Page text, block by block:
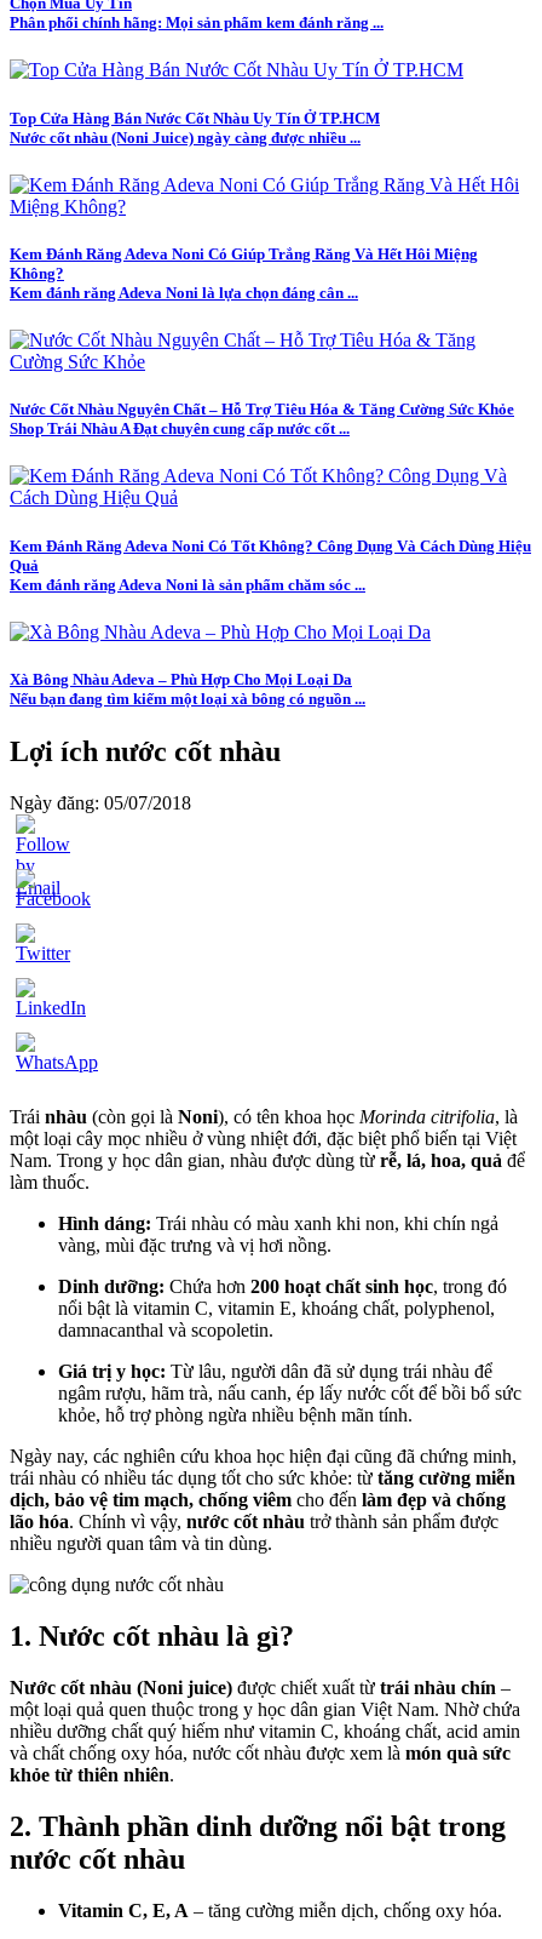
Phân phối chính hãng: Mọi sản phẩm kem đánh răng ...
Top Cửa Hàng Bán Nước Cốt Nhàu Uy Tín Ở TP.HCM
Nước cốt nhàu (Noni Juice) ngày càng được nhiều ...
Kem Đánh Răng Adeva Noni Có Giúp Trắng Răng Và Hết Hôi Miệng
Không?
Kem đánh răng Adeva Noni là lựa chọn đáng cân ...
Nước Cốt Nhàu Nguyên Chất – Hỗ Trợ Tiêu Hóa & Tăng Cường Sức Khỏe
Shop Trái Nhàu A Đạt chuyên cung cấp nước cốt ...
Kem Đánh Răng Adeva Noni Có Tốt Không? Công Dụng Và Cách Dùng Hiệu
Quả
Kem đánh răng Adeva Noni là sản phẩm chăm sóc ...
Xà Bông Nhàu Adeva – Phù Hợp Cho Mọi Loại Da
Nếu bạn đang tìm kiếm một loại xà bông có nguồn ...
Lợi ích nước cốt nhàu
Ngày đăng: 05/07/2018
Trái nhàu (còn gọi là Noni), có tên khoa học Morinda citrifolia, là
một loại cây mọc nhiều ở vùng nhiệt đới, đặc biệt phổ biến tại Việt
Nam. Trong y học dân gian, nhàu được dùng từ rễ, lá, hoa, quả để
làm thuốc.
Hình dáng: Trái nhàu có màu xanh khi non, khi chín ngả
vàng, mùi đặc trưng và vị hơi nồng.
Dinh dưỡng: Chứa hơn 200 hoạt chất sinh học, trong đó
nổi bật là vitamin C, vitamin E, khoáng chất, polyphenol,
damnacanthal và scopoletin.
Giá trị y học: Từ lâu, người dân đã sử dụng trái nhàu để
ngâm rượu, hãm trà, nấu canh, ép lấy nước cốt để bồi bổ sức
khỏe, hỗ trợ phòng ngừa nhiều bệnh mãn tính.
Ngày nay, các nghiên cứu khoa học hiện đại cũng đã chứng minh,
trái nhàu có nhiều tác dụng tốt cho sức khỏe: từ tăng cường miễn
dịch, bảo vệ tim mạch, chống viêm cho đến làm đẹp và chống
lão hóa. Chính vì vậy, nước cốt nhàu trở thành sản phẩm được
nhiều người quan tâm và tin dùng.
1. Nước cốt nhàu là gì?
Nước cốt nhàu (Noni juice) được chiết xuất từ trái nhàu chín –
một loại quả quen thuộc trong y học dân gian Việt Nam. Nhờ chứa
nhiều dưỡng chất quý hiếm như vitamin C, khoáng chất, acid amin
và chất chống oxy hóa, nước cốt nhàu được xem là món quà sức
khỏe từ thiên nhiên.
2. Thành phần dinh dưỡng nổi bật trong
nước cốt nhàu
Vitamin C, E, A – tăng cường miễn dịch, chống oxy hóa.